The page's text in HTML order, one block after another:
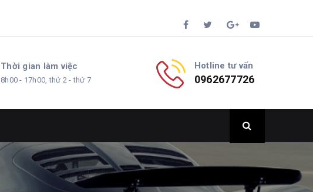
Thời gian làm việc
8h00 - 17h00, thứ 2 - thứ 7
Hotline tư vấn
0962677726